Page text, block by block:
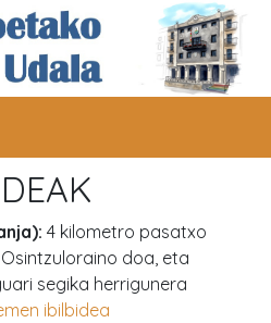
4 kilometro pasatxo
doa, eta
segika herrigunera
ibilbidea